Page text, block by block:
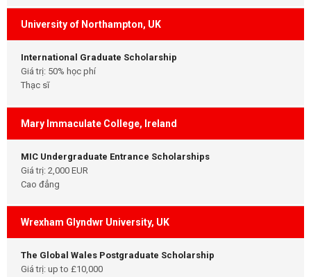
University of Northampton, UK
International Graduate Scholarship
Giá trị: 50% học phí
Thạc sĩ
Mary Immaculate College, Ireland
MIC Undergraduate Entrance Scholarships
Giá trị: 2,000 EUR
Cao đẳng
Wrexham Glyndwr University, UK
The Global Wales Postgraduate Scholarship
Giá trị: up to £10,000